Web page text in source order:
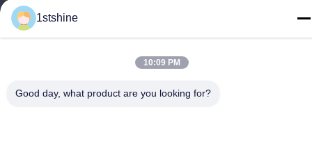
Buena calidad de China Fan de techo remota del LED Proveedor.
Todos los derechos reservados.
1stshine
10:09 PM
Good day, what product are you looking for?